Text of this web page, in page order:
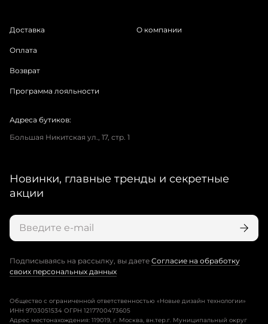
Доставка
Оплата
Возврат
Программа лояльности
О компании
Адреса бутиков:
Большая Никитская ул., 17, стр. 1
Новинки, главные тренды и секретные
акции
Подписываясь на рассылку, вы даете Согласие на обработку
своих персональных данных
Общество с ограниченной ответственностью «Новые дизайн технологии»
ИНН 9703051534 ОГРН 1217700473605
Адрес местонахождения: 119019, г. Москва, вн.тер.г. Муниципальный округ